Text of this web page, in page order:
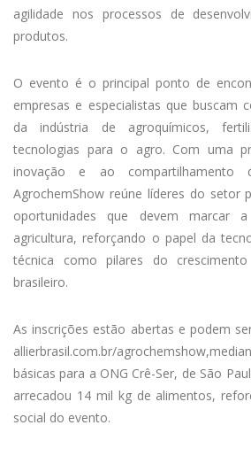
agilidade nos processos de
produtos.
O evento é o principal ponto de
empresas e especialistas que buscam
da indústria de agroquímicos,
tecnologias para o agro. Com uma
inovação e ao compartilhamento
AgrochemShow reúne líderes do setor
oportunidades que devem marcar
agricultura, reforçando o papel da
técnica como pilares do
brasileiro.
As inscrições estão abertas e podem
allierbrasil.com.br/agrochemshow,
básicas para a ONG Crê-Ser, de São
arrecadou 14 mil kg de alimentos,
social do evento.